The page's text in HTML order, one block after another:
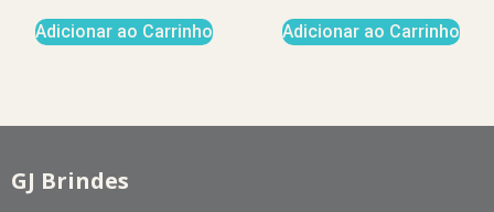
Adicionar ao Carrinho Adicionar ao Carrinho
GJ Brindes